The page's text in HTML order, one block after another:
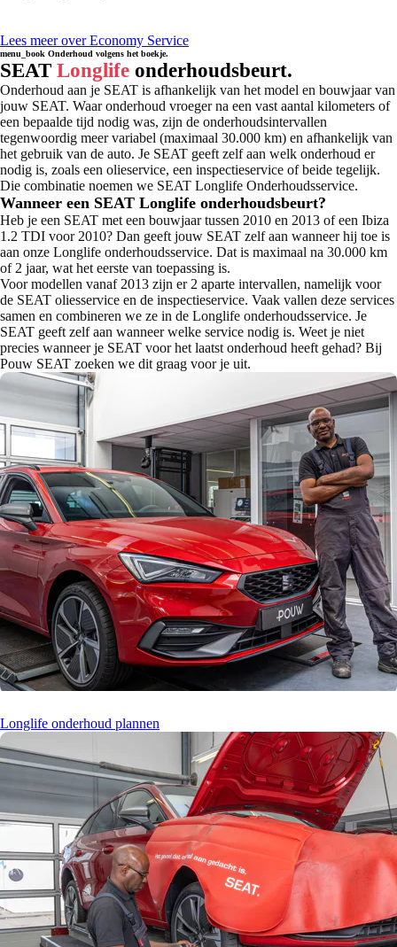
Lees meer over Economy Service
menu_book Onderhoud volgens het boekje.
SEAT Longlife onderhoudsbeurt.
Onderhoud aan je SEAT is afhankelijk van het model en bouwjaar van
jouw SEAT. Waar onderhoud vroeger na een vast aantal kilometers of
een bepaalde tijd nodig was, zijn de onderhoudsintervallen
tegenwoordig meer variabel (maximaal 30.000 km) en afhankelijk van
het gebruik van de auto. Je SEAT geeft zelf aan welk onderhoud er
nodig is, zoals een olieservice, een inspectieservice of beide tegelijk.
Die combinatie noemen we SEAT Longlife Onderhoudsservice.
Wanneer een SEAT Longlife onderhoudsbeurt?
Heb je een SEAT met een bouwjaar tussen 2010 en 2013 of een Ibiza
1.2 TDI voor 2010? Dan geeft jouw SEAT zelf aan wanneer hij toe is
aan onze Longlife onderhoudsservice. Dat is maximaal na 30.000 km
of 2 jaar, wat het eerste van toepassing is.
Voor modellen vanaf 2013 zijn er 2 aparte intervallen, namelijk voor
de SEAT oliesservice en de inspectieservice. Vaak vallen deze services
samen en combineren we ze in de Longlife onderhoudsservice. Je
SEAT geeft zelf aan wanneer welke service nodig is. Weet je niet
precies wanneer je SEAT voor het laatst onderhoud heeft gehad? Bij
Pouw SEAT zoeken we dit graag voor je uit.
Longlife onderhoud plannen